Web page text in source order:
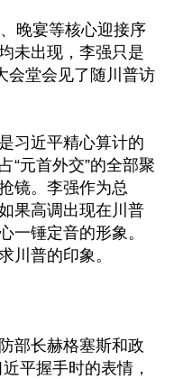
晚宴等核心迎接序
未出现，李强只是
会堂会见了随川普访
习近平精心算计的
“元首外交”的全部聚
镜。李强作为总
果高调出现在川普
一锤定音的形象。
川普的印象。
部长赫格塞斯和政
平握手时的表情，